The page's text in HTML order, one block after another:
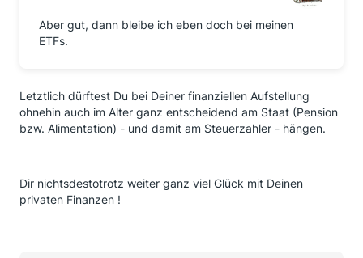
Aber gut, dann bleibe ich eben doch bei meinen
ETFs.
Letztlich dürftest Du bei Deiner finanziellen Aufstellung
ohnehin auch im Alter ganz entscheidend am Staat (Pension
bzw. Alimentation) - und damit am Steuerzahler - hängen.
Dir nichtsdestotrotz weiter ganz viel Glück mit Deinen
privaten Finanzen !